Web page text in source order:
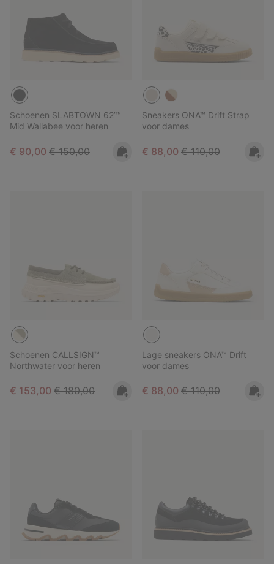
Schoenen SLABTOWN 62’™
Mid Wallabee voor heren
Sale price:
€ 90,00 Regular price:
€ 150,00
Sneakers ONA™ Drift Strap
voor dames
Sale price:
€ 88,00 Regular price:
€ 110,00
Schoenen CALLSIGN™
Northwater voor heren
Sale price:
€ 153,00 Regular price:
€ 180,00
Lage sneakers ONA™ Drift
voor dames
Sale price:
€ 88,00 Regular price:
€ 110,00